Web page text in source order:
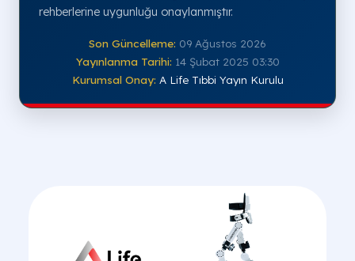
rehberlerine uygunluğu onaylanmıştır.
Son Güncelleme: 09 Ağustos 2026
Yayınlanma Tarihi: 14 Şubat 2025 03:30
Kurumsal Onay: A Life Tıbbi Yayın Kurulu